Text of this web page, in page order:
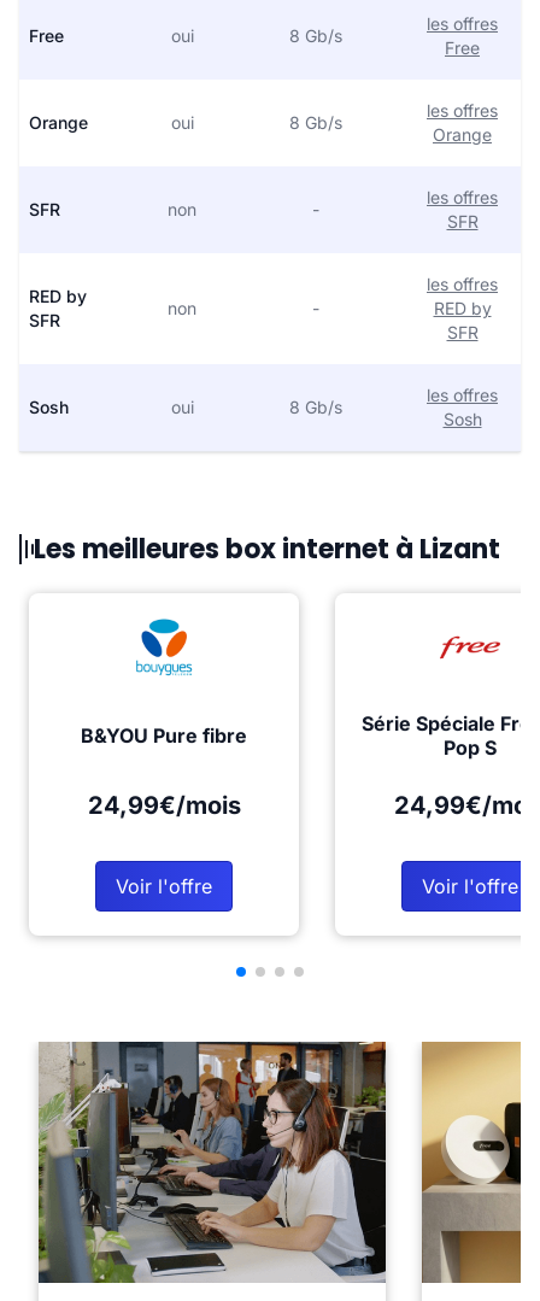
Free oui 8 Gb/s
les offres
Free
Orange oui 8 Gb/s
les offres
Orange
SFR non -
les offres
SFR
RED by
SFR
non -
les offres
RED by
SFR
Sosh oui 8 Gb/s
les offres
Sosh
Les meilleures box internet à Lizant
B&YOU Pure fibre
24,99€/mois
Voir l'offre
Série Spéciale
Pop S
24,99€/
Voir l'offre